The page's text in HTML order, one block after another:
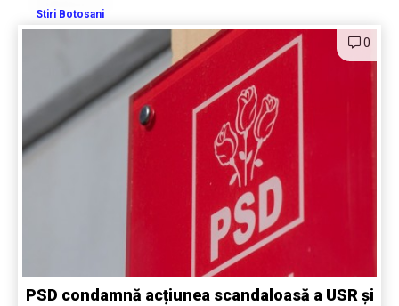
Stiri Botosani
0
PSD condamnă acțiunea scandaloasă a USR și